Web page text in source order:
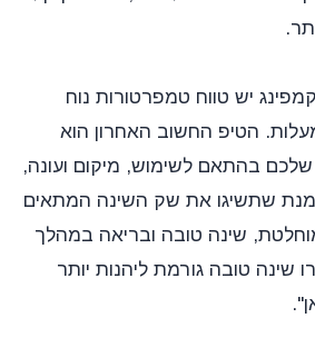
יש טווח טמפרטורות נוח
לקיץ מ-15 מעלות. הטיפ החשוב האחרון הוא
בהתאם לשימוש, מיקום ועונה,
מנת שתשיגו את שק השינה המתאים
שינה טובה ובריאה במהלך
שינה טובה גורמת ליהנות יותר